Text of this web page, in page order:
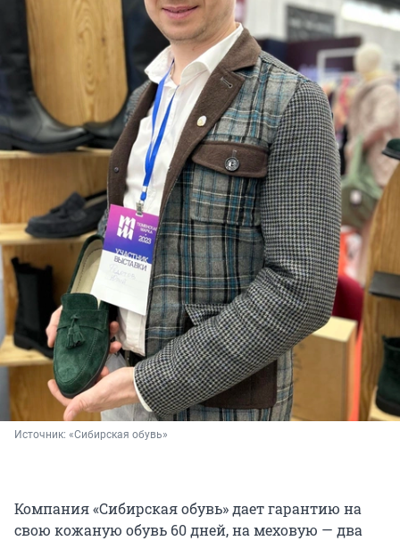
Источник: «Сибирская обувь»
Компания «Сибирская обувь» дает гарантию на
свою кожаную обувь 60 дней, на меховую — два